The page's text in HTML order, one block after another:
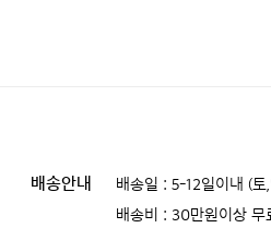
배송안내
배송일 : 5-12일이내 (토
배송비 : 30만원이상 무